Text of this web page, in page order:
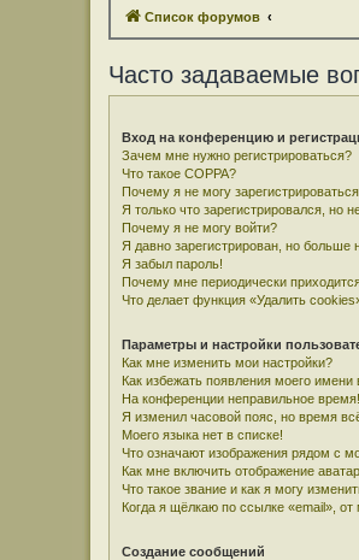
Список форумов
Часто задаваемые
Вход на конференцию и
Зачем мне нужно регистрироваться?
Что такое COPPA?
Почему я не могу
Я только что зарегистрировался, но
Почему я не могу войти?
Я давно зарегистрирован, но больше
Я забыл пароль!
Почему мне периодически
Что делает функция «Удалить
Параметры и настройки
Как мне изменить мои настройки?
Как избежать появления моего
На конференции неправильное время!
Я изменил часовой пояс, но время
Моего языка нет в списке!
Что означают изображения рядом с
Как мне включить отображение
Что такое звание и как я могу
Когда я щёлкаю по ссылке «email»,
Создание сообщений